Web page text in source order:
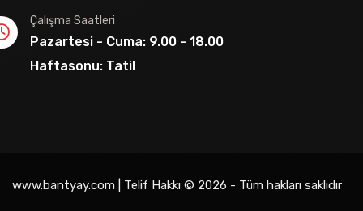
Çalışma Saatleri
Pazartesi - Cuma: 9.00 - 18.00
Haftasonu: Tatil
www.bantyay.com | Telif Hakkı © 2026 - Tüm hakları saklıdır